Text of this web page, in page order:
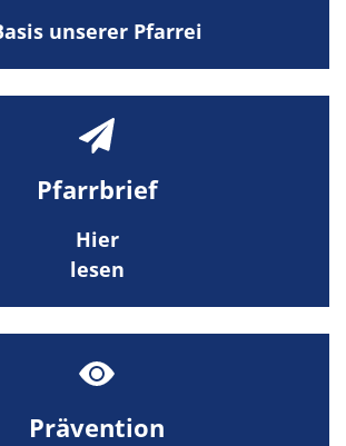
unserer Pfarrei
Pfarrbrief
Hier
lesen
Prävention